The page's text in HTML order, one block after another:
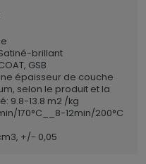
brillant
GSB
épaisseur de couche
selon le produit et la
9.8-13.8 m2 /kg
170°C__8-12min/200°C
+/- 0,05